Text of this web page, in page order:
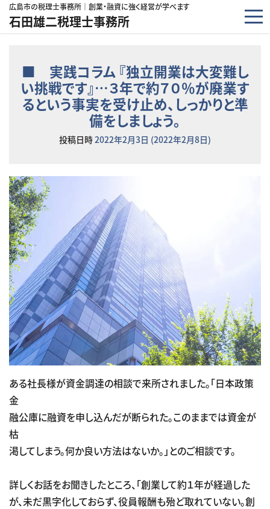
コンテンツへスキップ
広島市の税理士事務所｜創業・融資に強く経営が学べます
石田雄二税理士事務所
■ 実践コラム 『独立開業は大変難し
い挑戦です』…３年で約７０％が廃業す
るという事実を受け止め、しっかりと準
備をしましょう。
投稿日時2022年2月3日 (2022年2月8日)
ある社長様が資金調達の相談で来所されました。「日本政策
金
融公庫に融資を申し込んだが断られた。このままでは資金が
枯
渇してしまう。何か良い方法はないか。」とのご相談です。
詳しくお話をお聞きしたところ、「創業して約１年が経過した
が、未だ黒字化しておらず、役員報酬も殆ど取れていない。創